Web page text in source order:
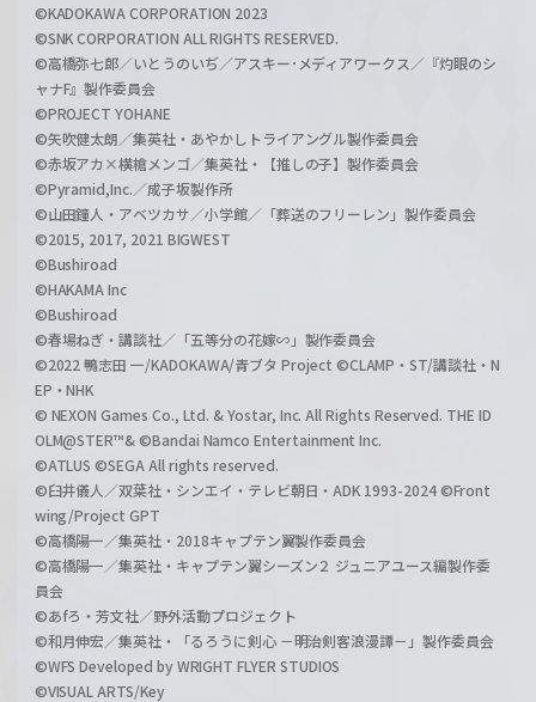
©KADOKAWA CORPORATION 2023
©SNK CORPORATION ALL RIGHTS RESERVED.
©高橋弥七郎／いとうのいぢ／アスキー･メディアワークス／『灼眼のシ
ャナF』製作委員会
©PROJECT YOHANE
©矢吹健太朗／集英社・あやかしトライアングル製作委員会
©赤坂アカ×横槍メンゴ／集英社・【推しの子】製作委員会
©Pyramid,Inc.／成子坂製作所
©山田鐘人・アベツカサ／小学館／「葬送のフリーレン」製作委員会
©2015, 2017, 2021 BIGWEST
©Bushiroad
©HAKAMA Inc
©Bushiroad
©春場ねぎ・講談社／「五等分の花嫁∽」製作委員会
©2022 鴨志田 一/KADOKAWA/青ブタ Project ©CLAMP・ST/講談社・N
EP・NHK
© NEXON Games Co., Ltd. & Yostar, Inc. All Rights Reserved. THE ID
OLM@STER™& ©Bandai Namco Entertainment Inc.
©ATLUS ©SEGA All rights reserved.
©臼井儀人／双葉社・シンエイ・テレビ朝日・ADK 1993-2024 ©Front
wing/Project GPT
©高橋陽一／集英社・2018キャプテン翼製作委員会
©高橋陽一／集英社・キャプテン翼シーズン２ ジュニアユース編製作委
員会
©あfろ・芳文社／野外活動プロジェクト
©和月伸宏／集英社・「るろうに剣心 －明治剣客浪漫譚－」製作委員会
©WFS Developed by WRIGHT FLYER STUDIOS
©VISUAL ARTS/Key